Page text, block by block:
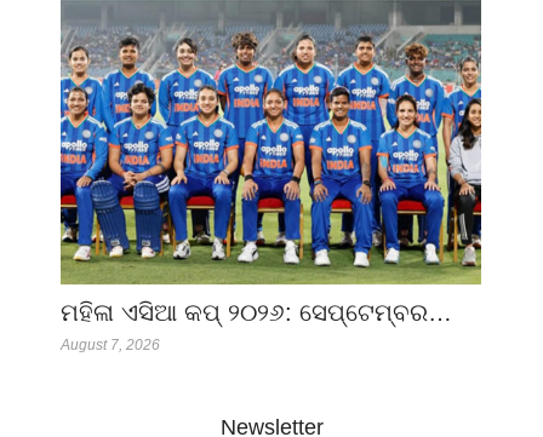
ମହିଳା ଏସିଆ କପ୍ ୨୦୨୬: ସେପ୍ଟେମ୍ବର…
August 7, 2026
Newsletter